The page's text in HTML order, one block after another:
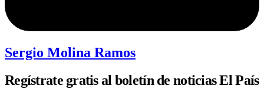
Sergio Molina Ramos
Regístrate gratis al boletín de noticias El País